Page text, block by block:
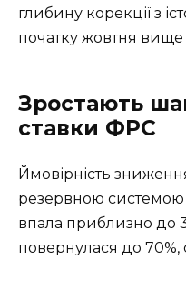
глибину корекції з
початку жовтня вище
Зростають
ставки ФРС
Ймовірність
резервною системою
впала приблизно до
повернулася до 70%,